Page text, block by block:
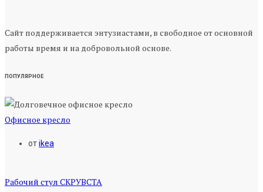
Сайт поддерживается энтузиастами, в свободное от основной
работы время и на добровольной основе.
ПОПУЛЯРНОЕ
Офисное кресло
отikea
Рабочий стул СКРУВСТА